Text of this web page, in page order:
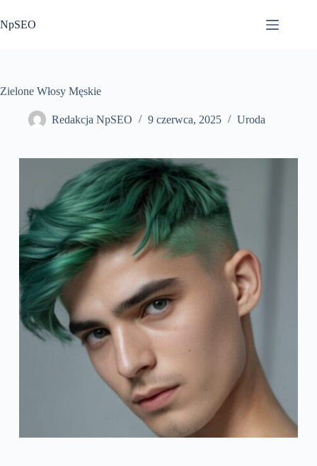
do
treści
NpSEO
Zielone Włosy Męskie
Redakcja NpSEO 9 czerwca, 2025 Uroda